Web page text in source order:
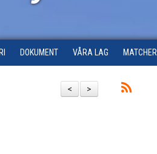
DOKUMENT VÅRA LAG MATCHER
>
<